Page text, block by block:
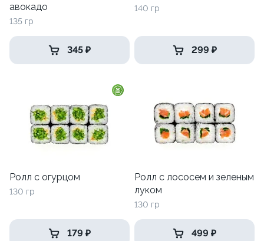
авокадо
135 гр
345 ₽
140 гр
299 ₽
Ролл с огурцом
130 гр
179 ₽
Ролл с лососем и зеленым
луком
130 гр
499 ₽